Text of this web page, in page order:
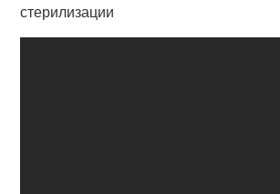
стерилизации